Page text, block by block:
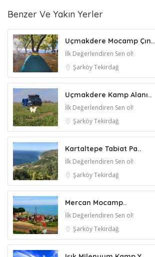
Benzer Ve Yakın Yerler
Uçmakdere Mocamp Çın..
İlk Değerlendiren Sen ol!
ŞarköyTekirdağ
Uçmakdere Kamp Alanı..
İlk Değerlendiren Sen ol!
ŞarköyTekirdağ
Kartaltepe Tabiat Pa..
İlk Değerlendiren Sen ol!
ŞarköyTekirdağ
Mercan Mocamp..
İlk Değerlendiren Sen ol!
ŞarköyTekirdağ